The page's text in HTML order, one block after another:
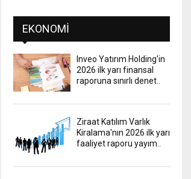
EKONOMI
Inveo Yatırım Holding'in
2026 ilk yarı finansal
raporuna sınırlı denet..
Ziraat Katılım Varlık
Kiralama'nın 2026 ilk yarı
faaliyet raporu yayım..